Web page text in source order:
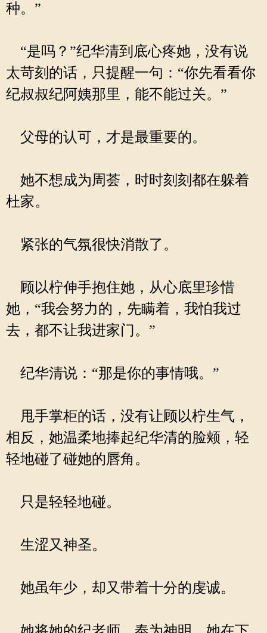
种。”
“是吗？”纪华清到底心疼她，没有说
太苛刻的话，只提醒一句：“你先看看你
纪叔叔纪阿姨那里，能不能过关。”
父母的认可，才是最重要的。
她不想成为周荟，时时刻刻都在躲着
杜家。
紧张的气氛很快消散了。
顾以柠伸手抱住她，从心底里珍惜
她，“我会努力的，先瞒着，我怕我过
去，都不让我进家门。”
纪华清说：“那是你的事情哦。”
甩手掌柜的话，没有让顾以柠生气，
相反，她温柔地捧起纪华清的脸颊，轻
轻地碰了碰她的唇角。
只是轻轻地碰。
生涩又神圣。
她虽年少，却又带着十分的虔诚。